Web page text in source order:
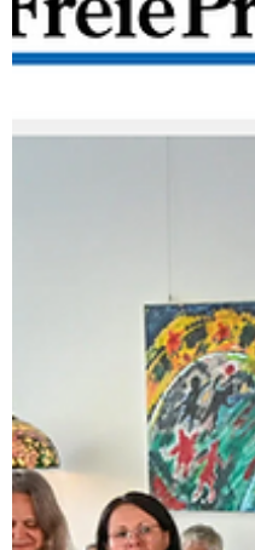
Riedel, Ulrike Schröter,
auch Phillipp Imhof für